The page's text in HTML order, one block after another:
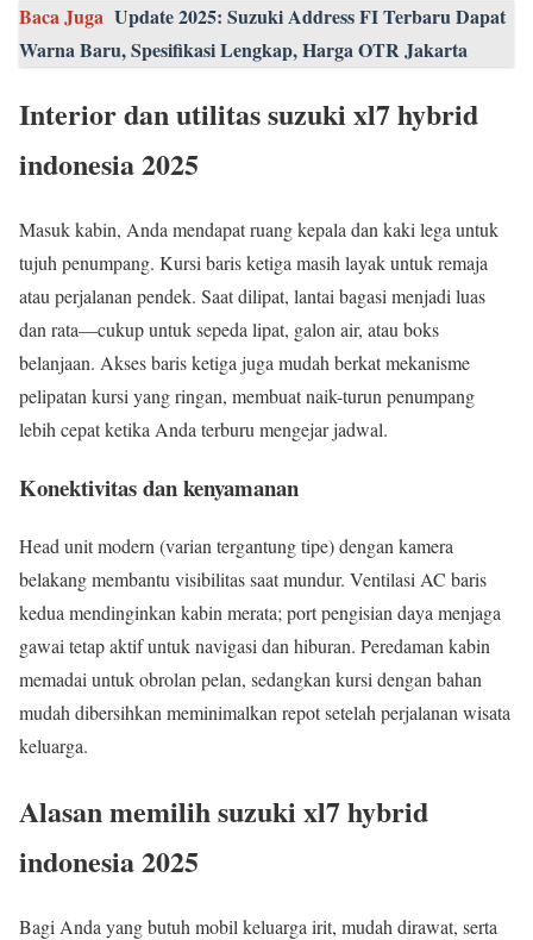
Baca Juga Update 2025: Suzuki Address FI Terbaru Dapat
Warna Baru, Spesifikasi Lengkap, Harga OTR Jakarta
Interior dan utilitas suzuki xl7 hybrid
indonesia 2025
Masuk kabin, Anda mendapat ruang kepala dan kaki lega untuk
tujuh penumpang. Kursi baris ketiga masih layak untuk remaja
atau perjalanan pendek. Saat dilipat, lantai bagasi menjadi luas
dan rata—cukup untuk sepeda lipat, galon air, atau boks
belanjaan. Akses baris ketiga juga mudah berkat mekanisme
pelipatan kursi yang ringan, membuat naik-turun penumpang
lebih cepat ketika Anda terburu mengejar jadwal.
Konektivitas dan kenyamanan
Head unit modern (varian tergantung tipe) dengan kamera
belakang membantu visibilitas saat mundur. Ventilasi AC baris
kedua mendinginkan kabin merata; port pengisian daya menjaga
gawai tetap aktif untuk navigasi dan hiburan. Peredaman kabin
memadai untuk obrolan pelan, sedangkan kursi dengan bahan
mudah dibersihkan meminimalkan repot setelah perjalanan wisata
keluarga.
Alasan memilih suzuki xl7 hybrid
indonesia 2025
Bagi Anda yang butuh mobil keluarga irit, mudah dirawat, serta